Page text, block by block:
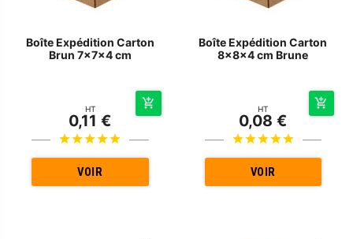
Boîte Expédition Carton
Brun 7x7x4 cm
HT
0,11 €
VOIR
Boîte Expédition Carton
8x8x4 cm Brune
HT
0,08 €
VOIR